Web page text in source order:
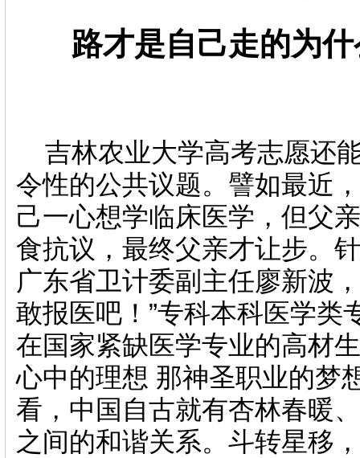
路才是自己走的为
吉林农业大学高考志愿还
令性的公共议题。譬如最近
己一心想学临床医学，但父
食抗议，最终父亲才让步。
广东省卫计委副主任廖新波
敢报医吧！”专科本科医学类
在国家紧缺医学专业的高材
心中的理想 那神圣职业的梦
看，中国自古就有杏林春暖
之间的和谐关系。斗转星移